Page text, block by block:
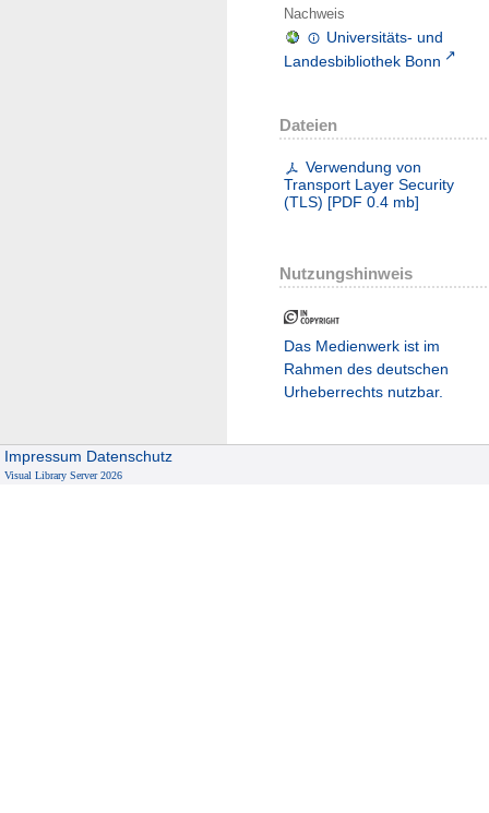
Nachweis
Universitäts- und
Landesbibliothek Bonn
Dateien
Verwendung von
Transport Layer Security
(TLS) [PDF 0.4 mb]
Nutzungshinweis
Das Medienwerk ist im
Rahmen des deutschen
Urheberrechts nutzbar.
Impressum Datenschutz
Visual Library Server 2026